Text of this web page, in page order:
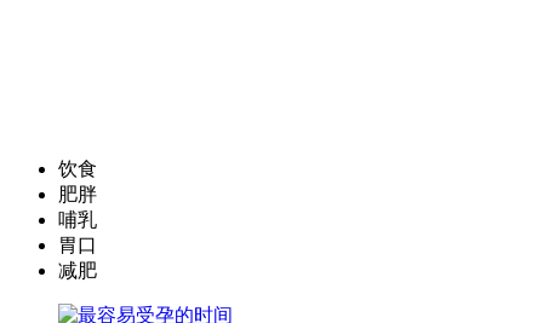
饮食
肥胖
哺乳
胃口
减肥